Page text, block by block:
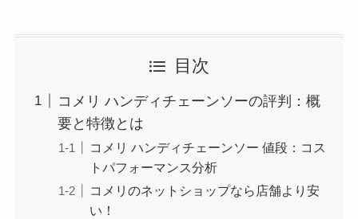
目次
コメリ ハンディチェーンソーの評判：概
要と特徴とは
コメリ ハンディチェーンソー 値段：コス
トパフォーマンス分析
コメリのネットショップなら店舗より安
い！